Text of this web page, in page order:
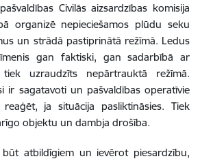
Civilās aizsardzības komisija
organizē nepieciešamos plūdu seku
un strādā pastiprinātā režīmā. Ledus
gan faktiski, gan sadarbībā ar
uzraudzīts nepārtrauktā režīmā.
ir sagatavoti un pašvaldības operatīvie
ja situācija pasliktināsies. Tiek
objektu un dambja drošība.
būt atbildīgiem un ievērot piesardzību,